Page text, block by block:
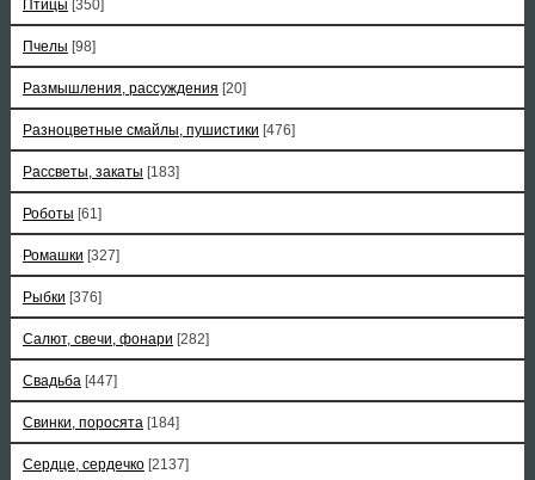
Птицы [350]
Пчелы [98]
Размышления, рассуждения [20]
Разноцветные смайлы, пушистики [476]
Рассветы, закаты [183]
Роботы [61]
Ромашки [327]
Рыбки [376]
Салют, свечи, фонари [282]
Свадьба [447]
Свинки, поросята [184]
Сердце, сердечко [2137]